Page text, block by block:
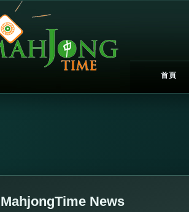
首頁
MahjongTime News